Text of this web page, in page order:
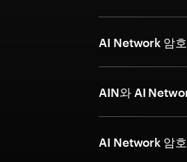
AI Network 암
AIN와 AI
AI Network 암